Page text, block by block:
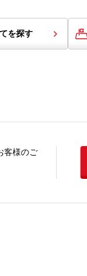
を探す
客様のご